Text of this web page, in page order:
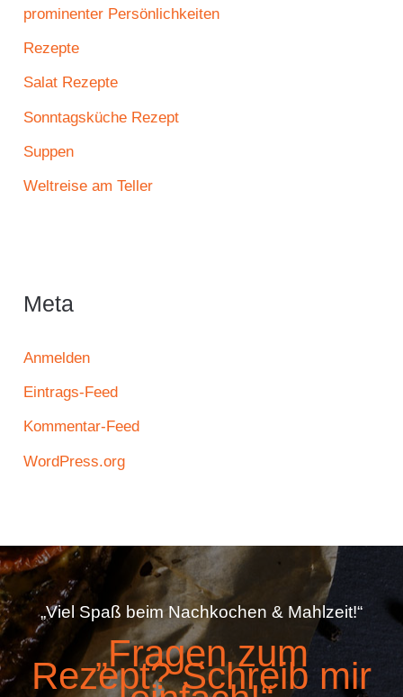
prominenter Persönlichkeiten
Rezepte
Salat Rezepte
Sonntagsküche Rezept
Suppen
Weltreise am Teller
Meta
Anmelden
Eintrags-Feed
Kommentar-Feed
WordPress.org
„Viel Spaß beim Nachkochen & Mahlzeit!“
„Fragen zum
Rezept? Schreib mir